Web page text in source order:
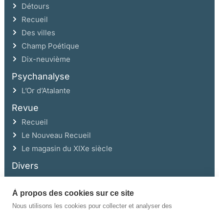
Détours
Recueil
Des villes
Champ Poétique
Dix-neuvième
Psychanalyse
L’Or d’Atalante
Revue
Recueil
Le Nouveau Recueil
Le magasin du XIXe siècle
Divers
Ce site a été réalisé avec l’aide de la Région Auvergne Rhône-Alpes et de la
Drac Rhône-Alpes.
À propos des cookies sur ce site
Nous utilisons les cookies pour collecter et analyser des